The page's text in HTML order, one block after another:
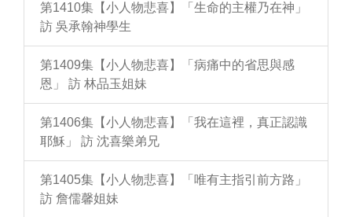
第1410集【小人物悲喜】「生命的主權乃在神」
訪 吳承翰神學生
第1409集【小人物悲喜】「病痛中的省思與感
恩」 訪 林品玉姐妹
第1406集【小人物悲喜】「我在這裡，真正認識
耶穌」 訪 沈喜樂弟兄
第1405集【小人物悲喜】「唯有主指引前方路」
訪 詹儒馨姐妹